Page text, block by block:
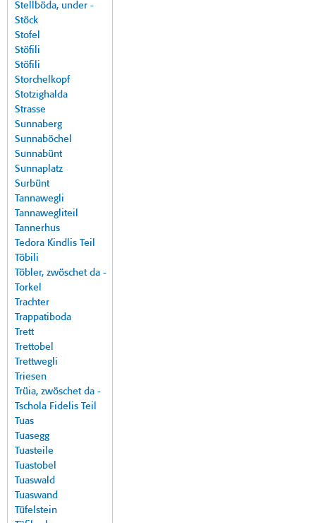
Stellböda, under -
Stöck
Stofel
Stöfili
Stöfili
Storchelkopf
Stotzighalda
Strasse
Sunnaberg
Sunnaböchel
Sunnabünt
Sunnaplatz
Surbünt
Tannawegli
Tannawegliteil
Tannerhus
Tedora Kindlis Teil
Töbili
Töbler, zwöschet da -
Torkel
Trachter
Trappatiboda
Trett
Trettobel
Trettwegli
Triesen
Trüia, zwöschet da -
Tschola Fidelis Teil
Tuas
Tuasegg
Tuasteile
Tuastobel
Tuaswald
Tuaswand
Tüfelstein